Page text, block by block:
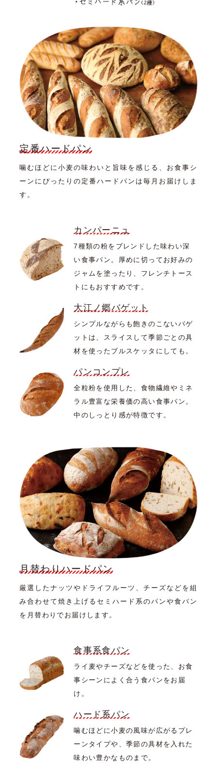
定番ハードパン
噛むほどに小麦の味わいと旨味を感じる、お食事シ
ーンにぴったりの定番ハードパンは毎月お届けしま
す。
カンパーニュ
7種類の粉をブレンドした味わい深
い食事パン。厚めに切ってお好みの
ジャムを塗ったり、フレンチトース
トにもおすすめです。
大江ノ郷バゲット
シンプルながらも飽きのこないバゲ
ットは、スライスして季節ごとの具
材を使ったブルスケッタにしても。
パンコンプレ
全粒粉を使用した、食物繊維やミネ
ラル豊富な栄養価の高い食事パン。
中のしっとり感が特徴です。
月替わりハードパン
厳選したナッツやドライフルーツ、チーズなどを組
み合わせて焼き上げるセミハード系のパンや食パン
を月替わりでお届けします。
食事系食パン
ライ麦やチーズなどを使った、お食
事シーンによく合う食パンをお届
け。
ハード系パン
噛むほどに小麦の風味が広がるプレ
ーンタイプや、季節の具材を入れた
味わい豊かなものまで。